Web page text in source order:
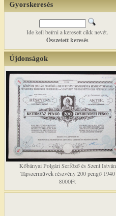
Gyorskeresés
Ide kell beírni a keresett cikk nevét.
Összetett keresés
Újdonságok
Kőbányai Polgári Serfőző és Szent István
Tápszerművek részvény 200 pengő 1940
8000Ft